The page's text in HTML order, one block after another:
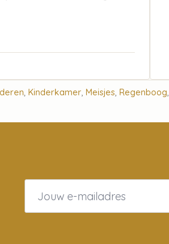
, Kinderkamer, Meisjes, Regenboog,
Email